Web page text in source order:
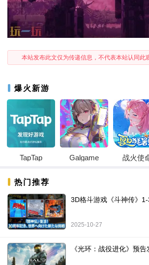
本站发布此文仅为传递信息，不代表本站认同此
爆火新游
TapTap Galgame 战火使
热门推荐
3D格斗游戏《斗神传》
2025-10-27
《光环：战役进化》预